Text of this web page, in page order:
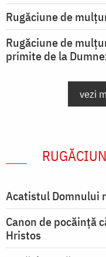
Rugăciune de
Rugăciune de
primite de la
vezi
Acatistul Domnului
Canon de pocăință
Hristos